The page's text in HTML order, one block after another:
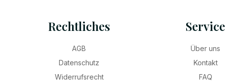
Rechtliches
AGB
Datenschutz
Widerrufsrecht
Service
Über uns
Kontakt
FAQ